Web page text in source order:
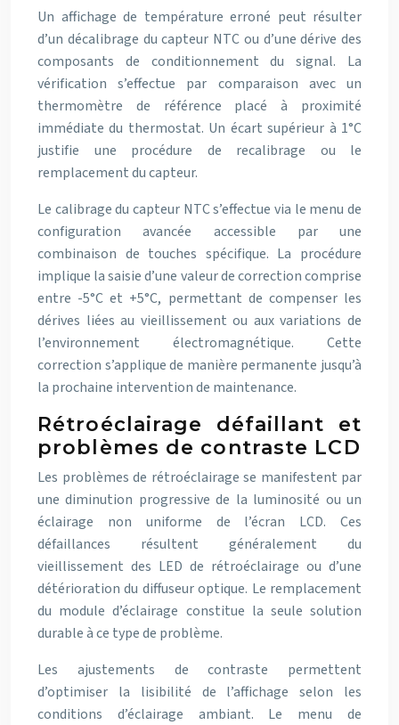
Un affichage de température erroné peut résulter
d’un décalibrage du capteur NTC ou d’une dérive des
composants de conditionnement du signal. La
vérification s’effectue par comparaison avec un
thermomètre de référence placé à proximité
immédiate du thermostat. Un écart supérieur à 1°C
justifie une procédure de recalibrage ou le
remplacement du capteur.
Le calibrage du capteur NTC s’effectue via le menu de
configuration avancée accessible par une
combinaison de touches spécifique. La procédure
implique la saisie d’une valeur de correction comprise
entre -5°C et +5°C, permettant de compenser les
dérives liées au vieillissement ou aux variations de
l’environnement électromagnétique. Cette
correction s’applique de manière permanente jusqu’à
la prochaine intervention de maintenance.
Rétroéclairage défaillant et
problèmes de contraste LCD
Les problèmes de rétroéclairage se manifestent par
une diminution progressive de la luminosité ou un
éclairage non uniforme de l’écran LCD. Ces
défaillances résultent généralement du
vieillissement des LED de rétroéclairage ou d’une
détérioration du diffuseur optique. Le remplacement
du module d’éclairage constitue la seule solution
durable à ce type de problème.
Les ajustements de contraste permettent
d’optimiser la lisibilité de l’affichage selon les
conditions d’éclairage ambiant. Le menu de